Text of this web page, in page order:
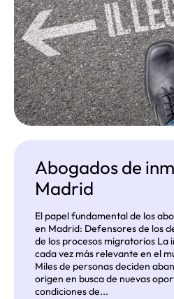
Abogados de
Madrid
El papel fundamental de los
en Madrid: Defensores de los
de los procesos migratorios La
cada vez más relevante en el
Miles de personas deciden
origen en busca de nuevas
condiciones de...